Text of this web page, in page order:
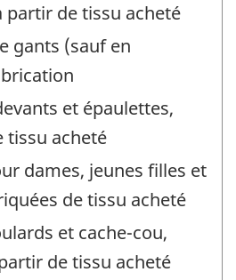
partir de tissu acheté
gants (sauf en
et épaulettes,
tissu acheté
dames, jeunes filles et
de tissu acheté
et cache-cou,
de tissu acheté